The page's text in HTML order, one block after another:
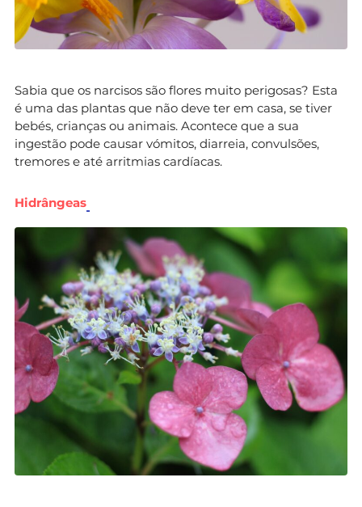
Sabia que os narcisos são flores muito perigosas? Esta
é uma das plantas que não deve ter em casa, se tiver
bebés, crianças ou animais. Acontece que a sua
ingestão pode causar vómitos, diarreia, convulsões,
tremores e até arritmias cardíacas.
Hidrângeas